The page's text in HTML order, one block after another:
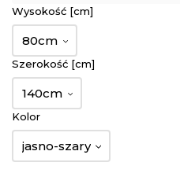
Wysokość [cm]
80cm
Szerokość [cm]
140cm
Kolor
jasno-szary